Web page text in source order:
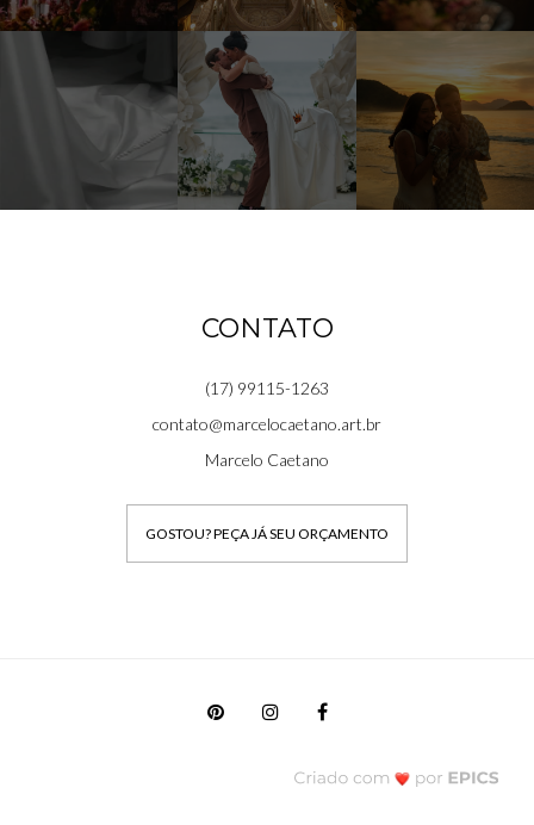
CONTATO
(17) 99115-1263
contato@marcelocaetano.art.br
Marcelo Caetano
GOSTOU? PEÇA JÁ SEU ORÇAMENTO